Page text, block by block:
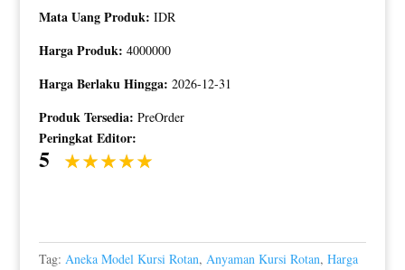
Mata Uang Produk: IDR
Harga Produk: 4000000
Harga Berlaku Hingga: 2026-12-31
Produk Tersedia: PreOrder
Peringkat Editor:
5
Tag: Aneka Model Kursi Rotan, Anyaman Kursi Rotan, Harga